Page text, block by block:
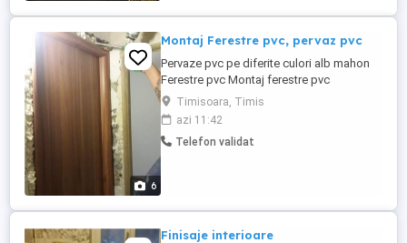
6
Montaj Ferestre pvc, pervaz pvc
Pervaze pvc pe diferite culori alb mahon
Ferestre pvc Montaj ferestre pvc
Timisoara, Timis
azi 11:42
Telefon validat
Finisaje interioare